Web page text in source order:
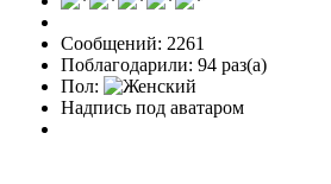
Сообщений: 2261
Поблагодарили: 94 раз(а)
Пол:
Надпись под аватаром